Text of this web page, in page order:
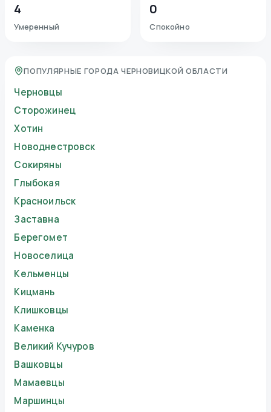
4
Умеренный
0
Спокойно
ПОПУЛЯРНЫЕ ГОРОДА ЧЕРНОВИЦКОЙ ОБЛАСТИ
Черновцы
Сторожинец
Хотин
Новоднестровск
Сокиряны
Глыбокая
Красноильск
Заставна
Берегомет
Новоселица
Кельменцы
Кицмань
Клишковцы
Каменка
Великий Кучуров
Вашковцы
Мамаевцы
Маршинцы